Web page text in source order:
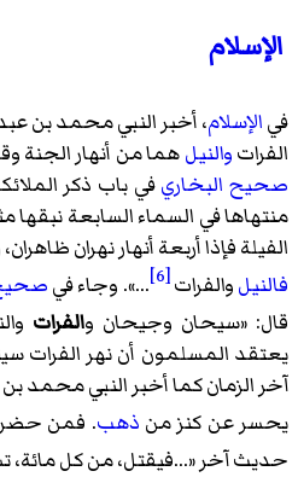
الإسلام
فيالإسلام، أخبر النبي محمد بن
الفراتوالنيلهما من أنهار الجنة
صحيح البخاريفي باب ذكر
منتهاها في السماء السابعة نبقها
الفيلة فإذا أربعة أنهار نهران
فالنيلوالفرات[6]
...». وجاء في
قال: «سيحان وجيحان والفرات
يعتقد المسلمون أن نهر
آخر الزمان كما أخبر النبي محمد
يحسر عن كنز من ذهب. فمن
حديث آخر «...فيقتل، من كل